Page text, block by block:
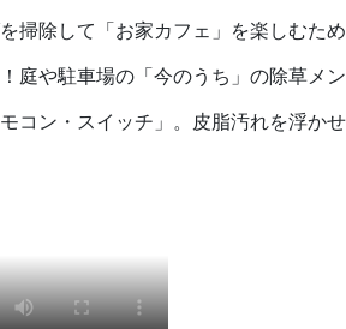
掃除して「お家カフェ」を楽しむため
庭や駐車場の「今のうち」の除草メン
コン・スイッチ」。皮脂汚れを浮かせ